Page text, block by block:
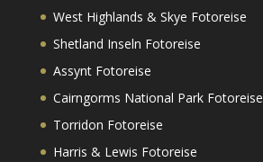
West Highlands & Skye Fotoreise
Shetland Inseln Fotoreise
Assynt Fotoreise
Cairngorms National Park Fotoreise
Torridon Fotoreise
Harris & Lewis Fotoreise